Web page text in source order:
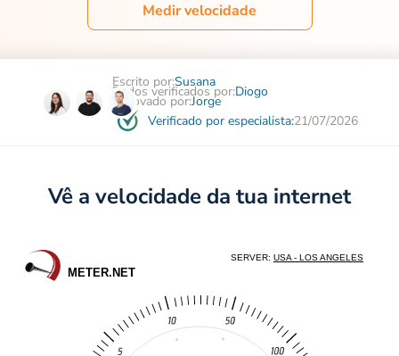
Medir velocidade
Escrito por:Susana
Dados verificados por:Diogo
Aprovado por:Jorge
Verificado por especialista:21/07/2026
Vê a velocidade da tua internet